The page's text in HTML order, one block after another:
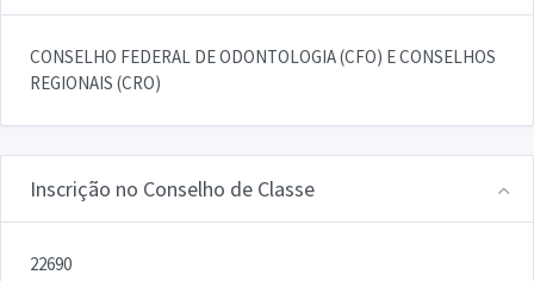
CONSELHO FEDERAL DE ODONTOLOGIA (CFO) E CONSELHOS
REGIONAIS (CRO)
Inscrição no Conselho de Classe
22690